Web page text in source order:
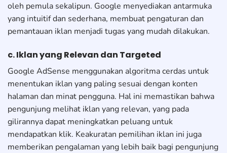
oleh pemula sekalipun. Google menyediakan antarmuka
yang intuitif dan sederhana, membuat pengaturan dan
pemantauan iklan menjadi tugas yang mudah dilakukan.
c. Iklan yang Relevan dan Targeted
Google AdSense menggunakan algoritma cerdas untuk
menentukan iklan yang paling sesuai dengan konten
halaman dan minat pengguna. Hal ini memastikan bahwa
pengunjung melihat iklan yang relevan, yang pada
gilirannya dapat meningkatkan peluang untuk
mendapatkan klik. Keakuratan pemilihan iklan ini juga
memberikan pengalaman yang lebih baik bagi pengunjung